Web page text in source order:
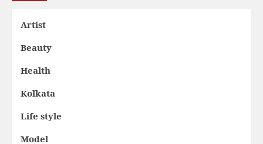
Artist
Beauty
Health
Kolkata
Life style
Model